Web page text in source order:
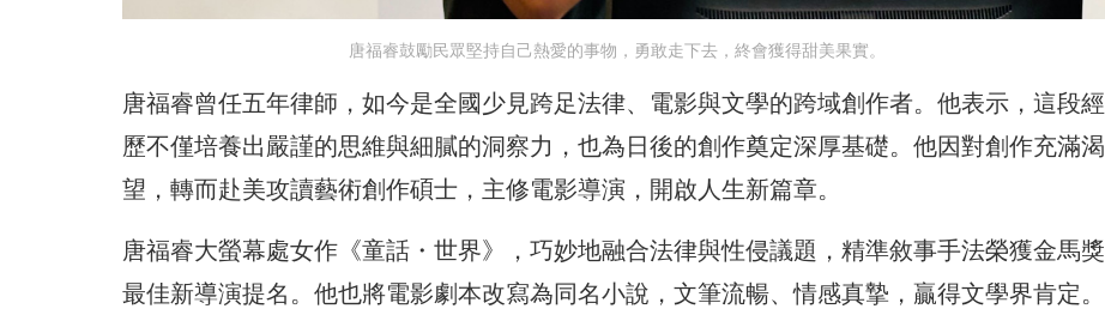
唐福睿鼓勵民眾堅持自己熱愛的事物，勇敢走下去，終會獲得甜美果實。
唐福睿曾任五年律師，如今是全國少見跨足法律、電影與文學的跨域創作者。他表示，這段經
歷不僅培養出嚴謹的思維與細膩的洞察力，也為日後的創作奠定深厚基礎。他因對創作充滿渴
望，轉而赴美攻讀藝術創作碩士，主修電影導演，開啟人生新篇章。
唐福睿大螢幕處女作《童話・世界》，巧妙地融合法律與性侵議題，精準敘事手法榮獲金馬獎
最佳新導演提名。他也將電影劇本改寫為同名小說，文筆流暢、情感真摯，贏得文學界肯定。